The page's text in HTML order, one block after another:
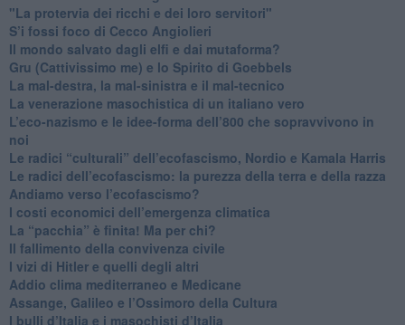
"La protervia dei ricchi e dei loro servitori"
S’i fossi foco di Cecco Angiolieri
​Il mondo salvato dagli elfi e dai mutaforma?
Gru (Cattivissimo me) e lo Spirito di Goebbels
​La mal-destra, la mal-sinistra e il mal-tecnico
​La venerazione masochistica di un italiano vero
​L’eco-nazismo e le idee-forma dell’800 che sopravvivono in
noi
​Le radici “culturali” dell’ecofascismo, Nordio e Kamala Harris
Le radici dell’ecofascismo: la purezza della terra e della razza
Andiamo verso l’ecofascismo?
I costi economici dell’emergenza climatica
​La “pacchia” è finita! Ma per chi?
​Il fallimento della convivenza civile
​I vizi di Hitler e quelli degli altri
Addio clima mediterraneo e Medicane
​Assange, Galileo e l’Ossimoro della Cultura
​I bulli d’Italia e i masochisti d’Italia